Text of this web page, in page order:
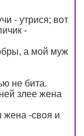
- утрися; вот
-
а мой муж
не бита.
злее жена
жена -своя и